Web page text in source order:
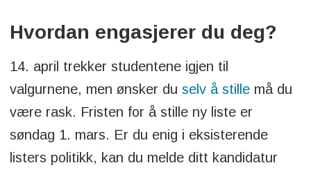
Hvordan engasjerer du deg?
14. april trekker studentene igjen til
valgurnene, men ønsker du selv å stillemå du
være rask. Fristen for å stille ny liste er
søndag 1. mars. Er du enig i eksisterende
listers politikk, kan du melde ditt kandidatur